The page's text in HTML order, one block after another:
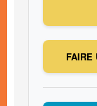
FAIRE